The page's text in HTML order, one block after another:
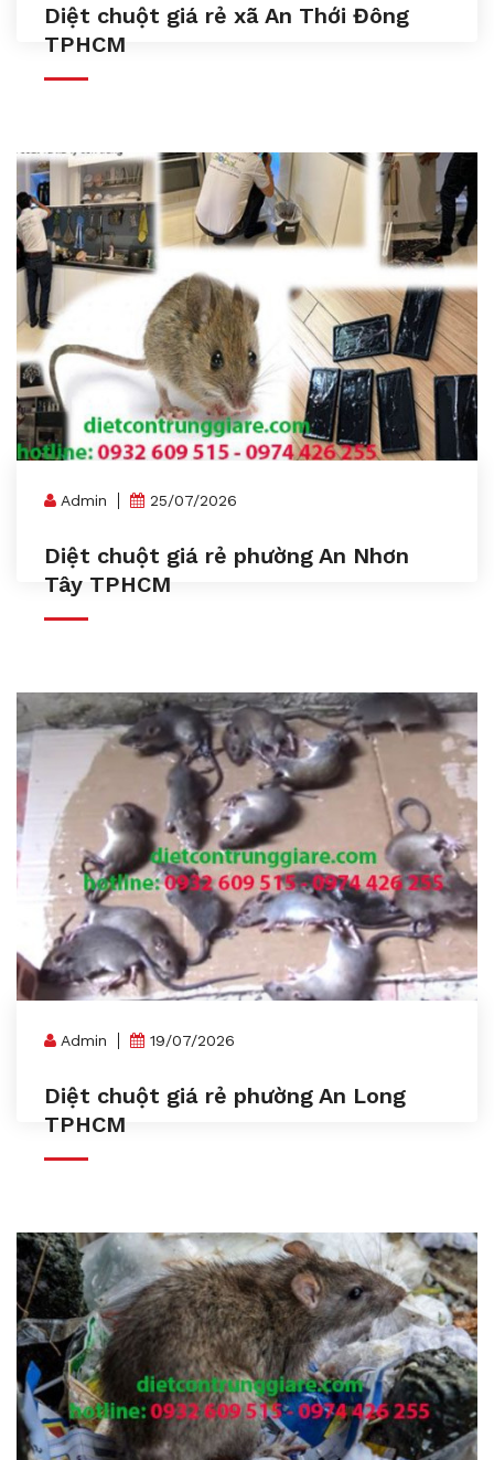
Diệt chuột giá rẻ xã An Thới Đông
TPHCM
Admin 25/07/2026
Diệt chuột giá rẻ phường An Nhơn
Tây TPHCM
Admin 19/07/2026
Diệt chuột giá rẻ phường An Long
TPHCM